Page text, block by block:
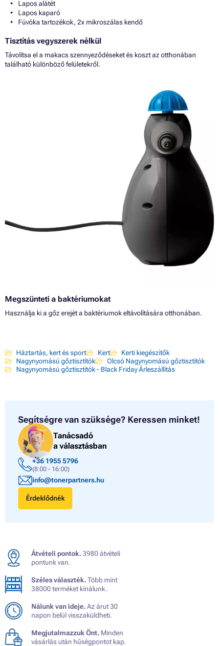
Lapos alátét
Lapos kaparó
Fúvóka tartozékok, 2x mikroszálas kendő
Tisztítás vegyszerek nélkül
Távolítsa el a makacs szennyeződéseket és koszt az otthonában
található különböző felületekről.
Megszünteti a baktériumokat
Használja ki a gőz erejét a baktériumok eltávolítására otthonában.
Háztartás, kert és sport Kert
Kerti kiegészítők
Nagynyomású gőztisztítók
Olcsó Nagynyomású gőztisztítók
Nagynyomású gőztisztítók - Black Friday Árleszállítás
Segítségre van szüksége? Keressen minket!
Tanácsadó
a választásban
+36 1955 5796
(8:00 - 16:00)
info@tonerpartners.hu
Érdeklődnék
Átvételi pontok.3980 átvételi
pontunk van.
Széles választék.Több mint
38000 terméket kínálunk.
Nálunk van ideje.Az árut 30
napon belül visszaküldheti.
Megjutalmazzuk Önt. Minden
vásárlás után hűségpontot kap.